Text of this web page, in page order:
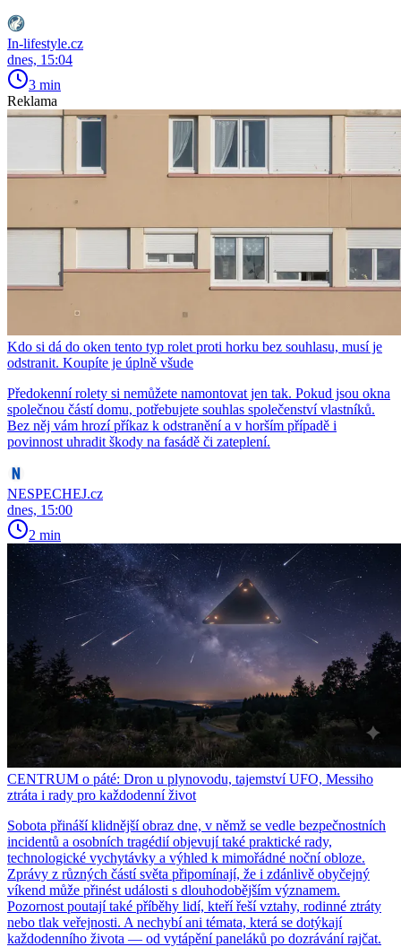
In-lifestyle.cz
dnes, 15:04
3 min
Reklama
Kdo si dá do oken tento typ rolet proti horku bez souhlasu, musí je
odstranit. Koupíte je úplně všude
Předokenní rolety si nemůžete namontovat jen tak. Pokud jsou okna
společnou částí domu, potřebujete souhlas společenství vlastníků.
Bez něj vám hrozí příkaz k odstranění a v horším případě i
povinnost uhradit škody na fasádě či zateplení.
NESPECHEJ.cz
dnes, 15:00
2 min
CENTRUM o páté: Dron u plynovodu, tajemství UFO, Messiho
ztráta i rady pro každodenní život
Sobota přináší klidnější obraz dne, v němž se vedle bezpečnostních
incidentů a osobních tragédií objevují také praktické rady,
technologické vychytávky a výhled k mimořádné noční obloze.
Zprávy z různých částí světa připomínají, že i zdánlivě obyčejný
víkend může přinést události s dlouhodobějším významem.
Pozornost poutají také příběhy lidí, kteří řeší vztahy, rodinné ztráty
nebo tlak veřejnosti. A nechybí ani témata, která se dotýkají
každodenního života — od vytápění paneláků po dozrávání rajčat.